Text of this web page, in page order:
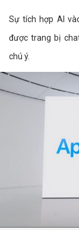
Sự tích hợp AI
được trang bị
chú ý.